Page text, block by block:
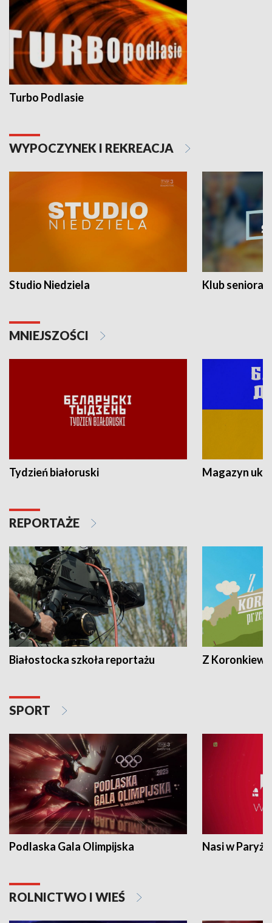
Turbo Podlasie
WYPOCZYNEK I REKREACJA
Studio Niedziela Klub seniora
MNIEJSZOŚCI
Tydzień białoruski Magazyn
REPORTAŻE
Białostocka szkoła reportażu Z
SPORT
Podlaska Gala Olimpijska Nasi w Paryżu
ROLNICTWO I WIEŚ